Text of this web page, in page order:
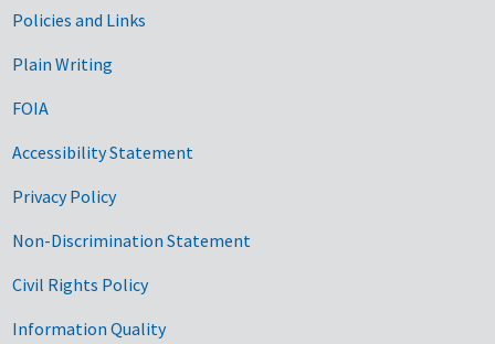
Government Links
Policies and Links
Plain Writing
FOIA
Accessibility Statement
Privacy Policy
Non-Discrimination Statement
Civil Rights Policy
Information Quality